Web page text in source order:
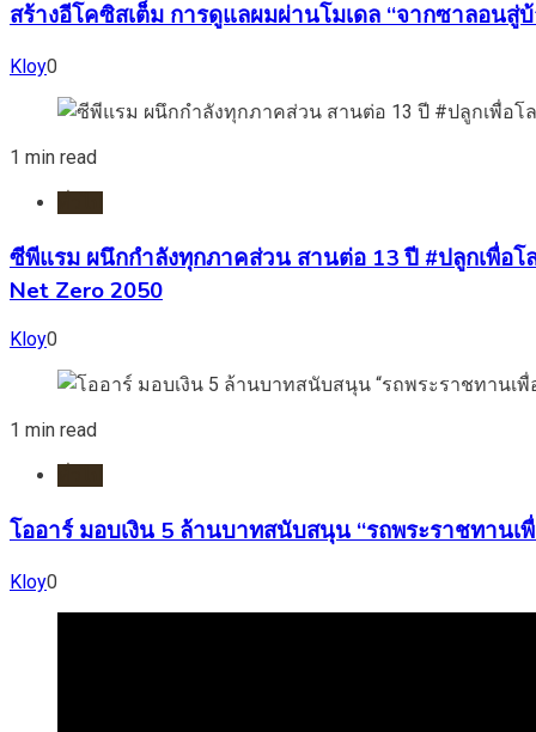
สร้างอีโคซิสเต็ม การดูแลผมผ่านโมเดล “จากซาลอนสู่
Kloy0
1 min read
ซีพีแรม ผนึกกำลังทุกภาคส่วน สานต่อ 13 ปี #ปลูกเพื่อ
Net Zero 2050
Kloy0
1 min read
โออาร์ มอบเงิน 5 ล้านบาทสนับสนุน “รถพระราชทานเ
Kloy0